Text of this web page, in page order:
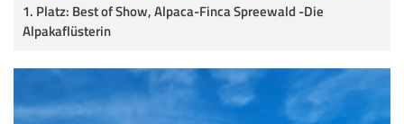
1. Platz: Best of Show, Alpaca-Finca Spreewald -Die
Alpakaflüsterin